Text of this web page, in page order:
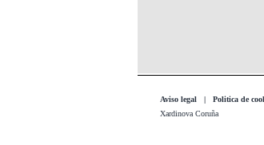
Aviso legal | Politica de
Xardinova Coruña